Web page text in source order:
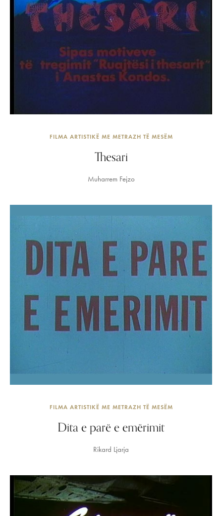
FILMA ARTISTIKË ME METRAZH TË MESËM
Thesari
Muharrem Fejzo
FILMA ARTISTIKË ME METRAZH TË MESËM
Dita e parë e emërimit
Rikard Ljarja